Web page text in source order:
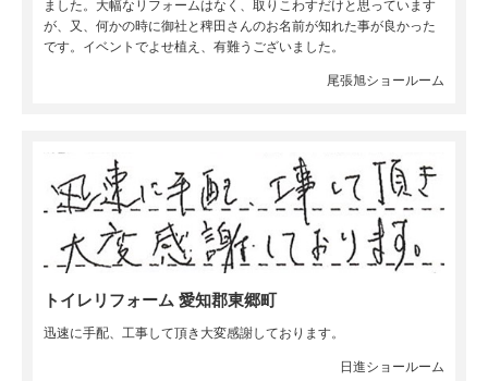
ました。大幅なリフォームはなく、取りこわすだけと思っています
が、又、何かの時に御社と 稗田さんのお名前が知れた事が良かった
です。イベントでよせ植え、有難うございました。
尾張旭ショールーム
トイレリフォーム 愛知郡東郷町
迅速に手配、工事して頂き大変感謝しております。
日進ショールーム